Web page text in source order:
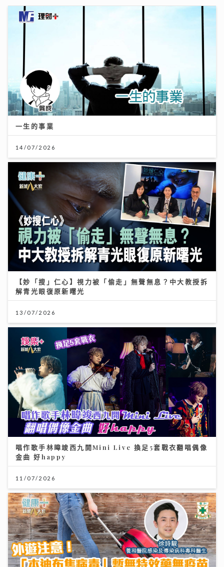
一生的事業
14/07/2026
【妙「搜」仁心】視力被「偷走」無聲無息？中大教授拆
解青光眼復原新曙光
13/07/2026
唱作歌手林暐竣西九開Mini Live 換足5套戰衣翻唱偶像
金曲 好happy
11/07/2026